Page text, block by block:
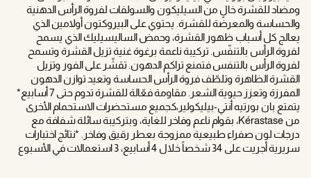
ومضاد للقشرة خالٍ من السيليكون والسولفات لفروة الرأس الدهنية
والحساسة والمعرضة للقشرة. يحتوي على البيروكتون أولامين الذي
يعالج كل أسباب ظهور القشرة، وحمض الساليسيليك الذي يسمح
لفروة الرأس بالتنفّس. تركيبة ناعمة برغوة غنية تزيل القشرة وتسمح
لفروة الرأس بالتنفس فتمنع تراكم الدهون. تقشّر على الفور وتزيل
القشرة الظاهرة وتلطّف فروة الرأس الحساسة وتعيد توازن الدهون
المفرزة وتعزز حيوية الشعر. مقاومة فعّالة للقشرة تدوم حتى 7 أسابيع*
يتمتع بان بورتيه أنتي-بيليكولير،كجميع مستحضرات الاستحمام الأخرى
من Kérastase، بقوام ناعم وفاخر للغاية، وبتركيبة سائلة شفافة مع
درجات لون صفراء طبيعية ممزوجة بعطر رقيق وفاخر. *نتائج اختبارات
سريرية أجريت على 34 شخصاً خلال 4 أسابيع، 3 استعمالات في الأسبوع